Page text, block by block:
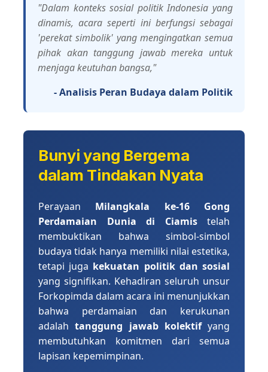
"Dalam konteks sosial politik Indonesia yang
dinamis, acara seperti ini berfungsi sebagai
'perekat simbolik' yang mengingatkan semua
pihak akan tanggung jawab mereka untuk
menjaga keutuhan bangsa,"
- Analisis Peran Budaya dalam Politik
Bunyi yang Bergema
dalam Tindakan Nyata
Perayaan Milangkala ke-16 Gong
Perdamaian Dunia di Ciamistelah
membuktikan bahwa simbol-simbol
budaya tidak hanya memiliki nilai estetika,
tetapi juga kekuatan politik dan sosial
yang signifikan. Kehadiran seluruh unsur
Forkopimda dalam acara ini menunjukkan
bahwa perdamaian dan kerukunan
adalahtanggung jawab kolektifyang
membutuhkan komitmen dari semua
lapisan kepemimpinan.